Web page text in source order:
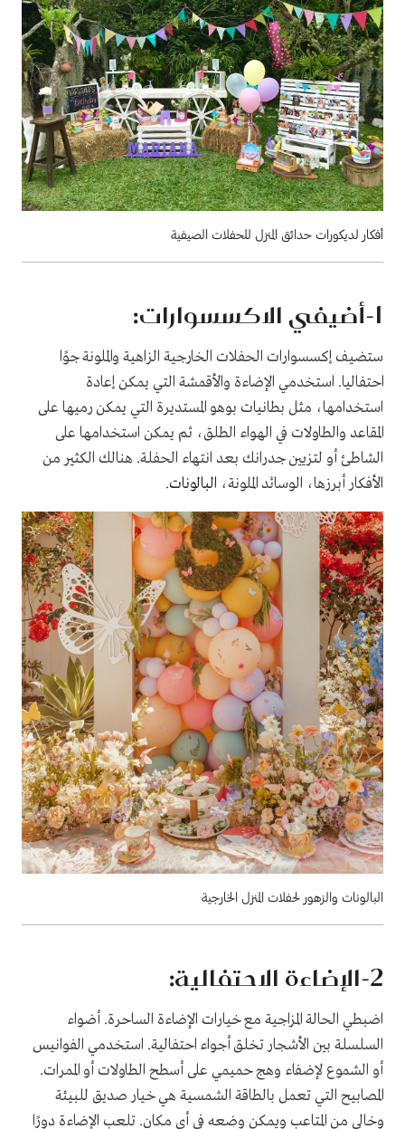
أفكار لديكورات حدائق المنزل للحفلات الصيفية
1-أضيفي الاكسسوارات:
ستضيف إكسسوارات الحفلات الخارجية الزاهية والملونة جوًا
احتفاليا. استخدمي الإضاءة والأقمشة التي يمكن إعادة
استخدامها، مثل بطانيات بوهو المستديرة التي يمكن رميها على
المقاعد والطاولات في الهواء الطلق، ثم يمكن استخدامها على
الشاطئ أو لتزيين جدرانك بعد انتهاء الحفلة. هنالك الكثير من
الأفكار أبرزها، الوسائد الملونة، البالونات.
البالونات والزهور لحفلات المنزل الخارجية
2-الإضاءة الاحتفالية:
اضبطي الحالة المزاجية مع خيارات الإضاءة الساحرة. أضواء
السلسلة بين الأشجار تخلق أجواء احتفالية. استخدمي الفوانيس
أو الشموع لإضفاء وهج حميمي على أسطح الطاولات أو الممرات.
المصابيح التي تعمل بالطاقة الشمسية هي خيار صديق للبيئة
وخالي من المتاعب ويمكن وضعه في أي مكان. تلعب الإضاءة دورًا